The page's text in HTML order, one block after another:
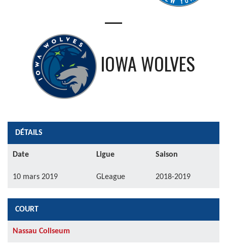
—
IOWA WOLVES
DÉTAILS
Date Ligue Saison
10 mars 2019 GLeague 2018-2019
COURT
Nassau Coliseum